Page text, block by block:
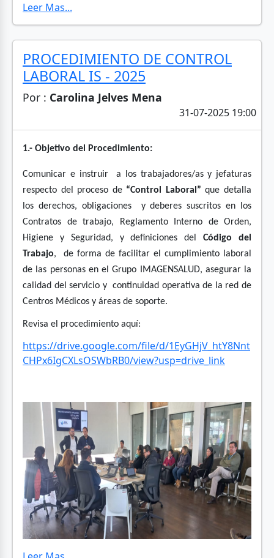
Leer Mas...
PROCEDIMIENTO DE CONTROL
LABORAL IS - 2025
Por : Carolina Jelves Mena
31-07-2025 19:00
1.- Objetivo del Procedimiento:
Comunicar e instruir a los trabajadores/as y jefaturas
respecto del proceso de “Control Laboral” que detalla
los derechos, obligaciones y deberes suscritos en los
Contratos de trabajo, Reglamento Interno de Orden,
Higiene y Seguridad, y definiciones delCódigo del
Trabajo, de forma de facilitar el cumplimiento laboral
de las personas en el Grupo IMAGENSALUD, asegurar la
calidad del servicio y continuidad operativa de la red de
Centros Médicos y áreas de soporte.
Revisa el procedimiento aquí:
https://drive.google.com/file/d/1EyGHjV_htY8Nnt
CHPx6IgCXLsOSWbRB0/view?usp=drive_link